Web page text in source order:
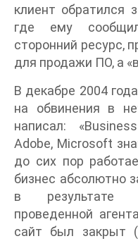
клиент обратился
где ему
сторонний ресурс,
для продажи ПО, а
В декабре 2004
на обвинения в
написал:
Adobe, Microsoft
до сих пор
бизнес абсолютно
в результате
проведенной
сайт был закрыт